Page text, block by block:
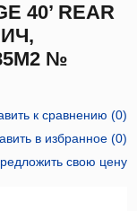
40’ REAR
№
к сравнению (0)
в избранное(0)
свою цену